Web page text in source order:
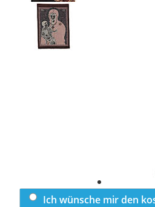
Ich wünsche mir den